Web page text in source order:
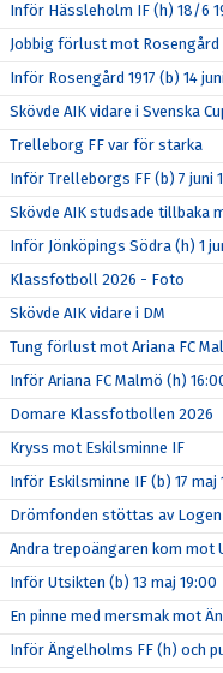
Inför Hässleholm IF (h) 18/6
Jobbig förlust mot Rosengård
Inför Rosengård 1917 (b) 14
Skövde AIK vidare i Svenska
Trelleborg FF var för starka
Inför Trelleborgs FF (b) 7 juni
Skövde AIK studsade tillbaka
Inför Jönköpings Södra (h) 1
Klassfotboll 2026 - Foto
Skövde AIK vidare i DM
Tung förlust mot Ariana FC
Inför Ariana FC Malmö (h)
Domare Klassfotbollen 2026
Kryss mot Eskilsminne IF
Inför Eskilsminne IF (b) 17 maj
Drömfonden stöttas av Logen
Andra trepoängaren kom mot
Inför Utsikten (b) 13 maj 19:00
En pinne med mersmak mot
Inför Ängelholms FF (h) och